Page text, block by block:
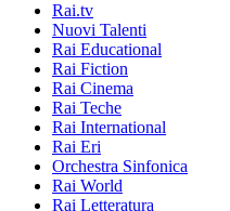
Rai.tv
Nuovi Talenti
Rai Educational
Rai Fiction
Rai Cinema
Rai Teche
Rai International
Rai Eri
Orchestra Sinfonica
Rai World
Rai Letteratura